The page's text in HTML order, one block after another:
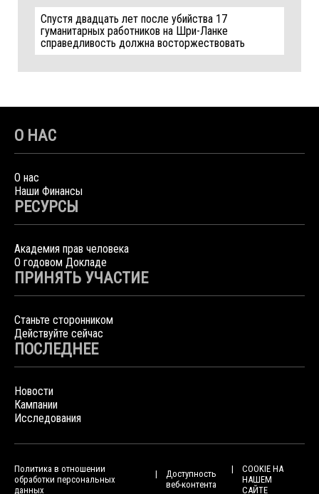
Спустя двадцать лет после убийства 17
гуманитарных работников на Шри-Ланке
справедливость должна восторжествовать
О НАС
О нас
Наши Финансы
РЕСУРСЫ
Академия прав человека
О годовом Докладе
ПРИНЯТЬ УЧАСТИЕ
Станьте сторонником
Действуйте сейчас
ПОСЛЕДНЕЕ
Новости
Кампании
Исследования
Политика в отношении
обработки персональных
данных
Доступность
веб-контента
COOKIE НА
НАШЕМ
САЙТЕ